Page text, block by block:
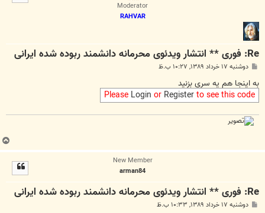
Moderator
RAHVAR
Re: فوری ** انتشار ویدئوی محرمانه دانشمند ربوده شده ایرانی
پ
ت
دوشنبه ۱۷ خرداد ۱۳۸۹, ۱۰:۲۷ ب.ظ
به اینجا هم یه سری بزنید
PleaseLogin orRegisterto see this code
ب
ا
New Member
arman84
Re: فوری ** انتشار ویدئوی محرمانه دانشمند ربوده شده ایرانی
پ دوشنبه ۱۷ خرداد ۱۳۸۹, ۱۰:۳۳ ب.ظ